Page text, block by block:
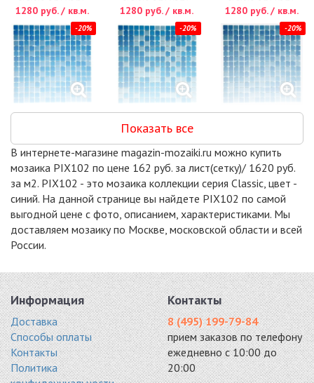
1280 руб. / кв.м.
1280 руб. / кв.м.
1280 руб. / кв.м.
-20%
AKB109
1280 руб. / кв.м.
-20%
AKB112
стекло 327x327
1280 руб. / кв.м.
-20%
AKB113
1280 руб. / кв.м.
-20%
AKB114
1280 руб. / кв.м.
1280 руб. / кв.м.
-20%
1280 руб. / кв.м.
-20% -20% -18%
Показать все
В интернете-магазине magazin-mozaiki.ru можно купить
мозаика PIX102 по цене 162 руб. за лист(сетку)/ 1620 руб.
за м2. PIX102 - это мозаика коллекции серия Classic, цвет -
синий. На данной странице вы найдете PIX102 по самой
выгодной цене с фото, описанием, характеристиками. Мы
доставляем мозаику по Москве, московской области и всей
России.
Информация
Доставка
Способы оплаты
Контакты
Политика
Контакты
8 (495) 199-79-84
прием заказов по телефону
ежедневно с 10:00 до
20:00